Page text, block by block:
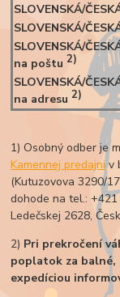
SLOVENSKÁ/
SLOVENSKÁ/
SLOVENSKÁ/
na poštu 2)
SLOVENSKÁ/
na adresu 2)
1) Osobný odber je
Kamennej predajniv
(Kutuzovova 3290/
dohode na tel.:
Ledečskej 2628,
2) Pri prekročení
poplatok za balné,
expedíciou